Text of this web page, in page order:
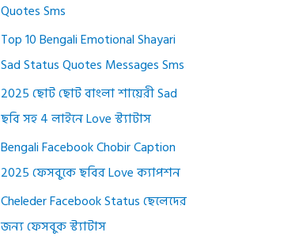
Quotes Sms
Top 10 Bengali Emotional Shayari
Sad Status Quotes Messages Sms
2025 ছোট ছোট বাংলা শায়েরী Sad
ছবি সহ 4 লাইনে Love স্ট্যাটাস
Bengali Facebook Chobir Caption
2025 ফেসবুকে ছবির Love ক্যাপশন
Cheleder Facebook Status ছেলেদের
জন্য ফেসবুক স্ট্যাটাস